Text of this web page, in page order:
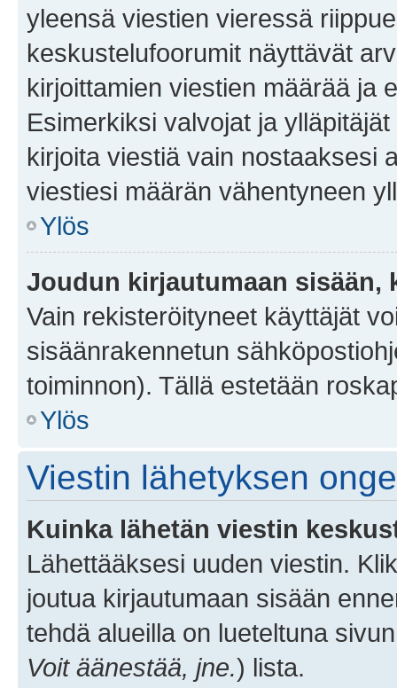
yleensä viestien vieressä
keskustelufoorumit näyttävät
kirjoittamien viestien määrää ja
Esimerkiksi valvojat ja
kirjoita viestiä vain nostaaksesi
viestiesi määrän vähentyneen
Ylös
Joudun kirjautumaan sisään,
Vain rekisteröityneet käyttäjät
sisäänrakennetun
toiminnon). Tällä estetään
Ylös
Viestin lähetyksen
Kuinka lähetän viestin
Lähettääksesi uuden viestin.
joutua kirjautumaan sisään
tehdä alueilla on lueteltuna
Voit äänestää, jne.) lista.